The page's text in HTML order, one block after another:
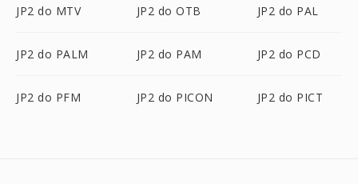
JP2 do MTV JP2 do OTB JP2 do PAL
JP2 do PALM JP2 do PAM JP2 do PCD
JP2 do PFM JP2 do PICON JP2 do PICT